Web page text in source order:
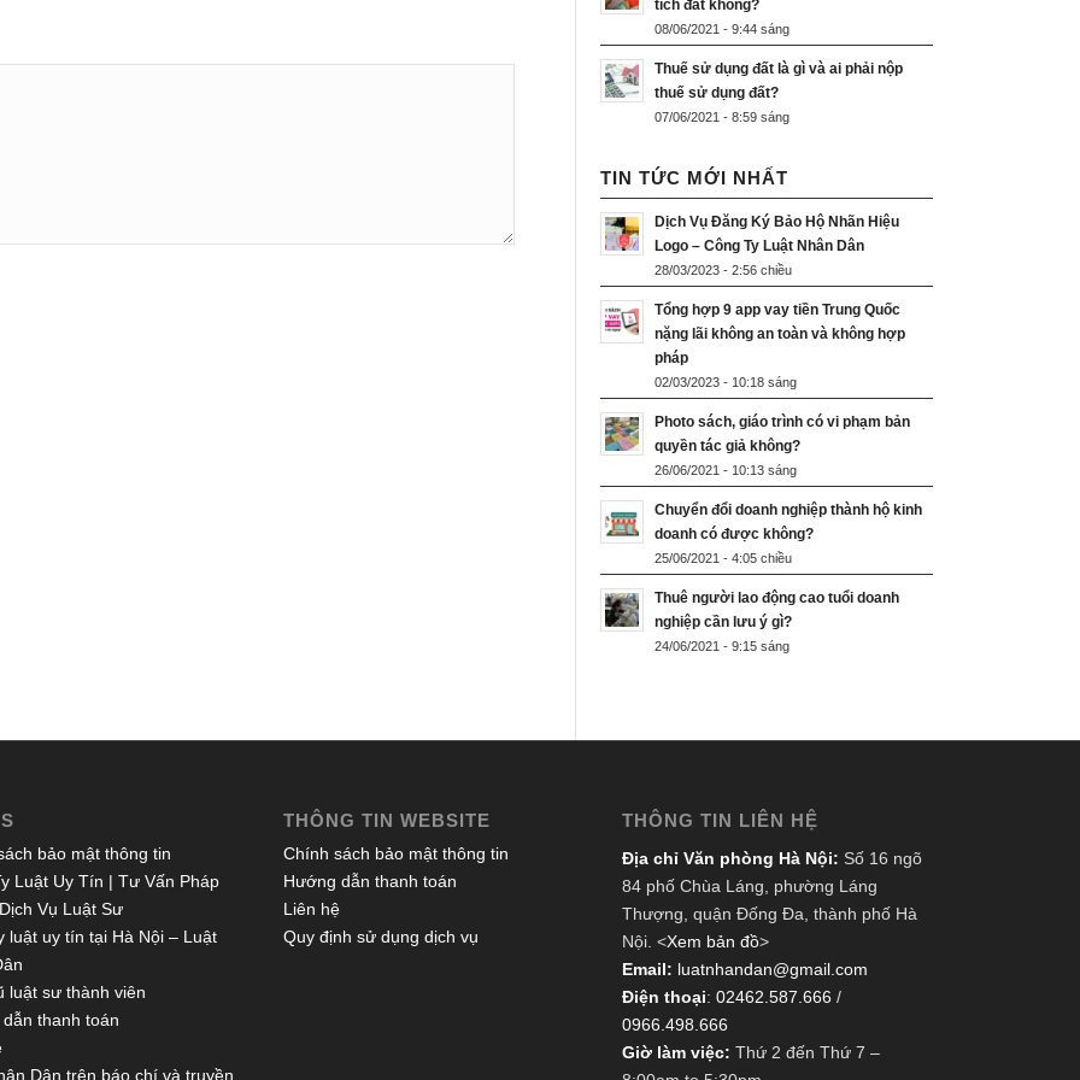
tích đất không?
08/06/2021 - 9:44 sáng
Thuế sử dụng đất là gì và ai phải nộp
thuế sử dụng đất?
07/06/2021 - 8:59 sáng
TIN TỨC MỚI NHẤT
Dịch Vụ Đăng Ký Bảo Hộ Nhãn Hiệu
Logo – Công Ty Luật Nhân Dân
28/03/2023 - 2:56 chiều
Tổng hợp 9 app vay tiền Trung Quốc
nặng lãi không an toàn và không hợp
pháp
02/03/2023 - 10:18 sáng
Photo sách, giáo trình có vi phạm bản
quyền tác giả không?
26/06/2021 - 10:13 sáng
Chuyển đổi doanh nghiệp thành hộ kinh
doanh có được không?
25/06/2021 - 4:05 chiều
Thuê người lao động cao tuổi doanh
nghiệp cần lưu ý gì?
24/06/2021 - 9:15 sáng
bảo mật thông tin
Luật Uy Tín | Tư Vấn Pháp
Vụ Luật Sư
luật uy tín tại Hà Nội – Luật
luật sư thành viên
thanh toán
Dân trên báo chí và truyền
THÔNG TIN WEBSITE
Chính sách bảo mật thông tin
Hướng dẫn thanh toán
Liên hệ
Quy định sử dụng dịch vụ
THÔNG TIN LIÊN HỆ
Địa chỉ Văn phòng Hà Nội: Số 16 ngõ
84 phố Chùa Láng, phường Láng
Thượng, quận Đống Đa, thành phố Hà
Nội. <Xem bản đồ>
Email: luatnhandan@gmail.com
Điện thoại: 02462.587.666 /
0966.498.666
Giờ làm việc: Thứ 2 đến Thứ 7 –